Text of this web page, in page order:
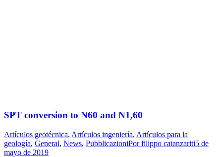
SPT conversion to N60 and N1,60
Artículos geotécnica, Artículos ingeniería, Artículos para la
geología, General, News, PubblicazioniPorfilippo catanzariti5 de
mayo de 2019